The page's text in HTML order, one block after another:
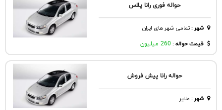
حواله فوری رانا پلاس
شهر:تمامی شهر های ایران
قیمت حواله : 260 میلیون
حواله رانا پیش فروش
شهر: ملاير